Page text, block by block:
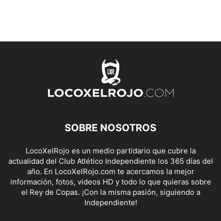
SOBRE NOSOTROS
LocoXelRojo es un medio partidario que cubre la
actualidad del Club Atlético Independiente los 365 días del
año. En LocoXelRojo.com te acercamos la mejor
información, fotos, videos HD y todo lo que quieras sobre
el Rey de Copas. ¡Con la misma pasión, siguiendo a
Independiente!